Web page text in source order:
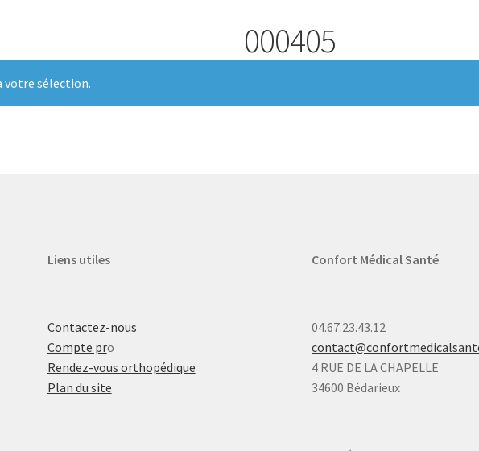
000405
votre sélection.
Liens utiles
Contactez-nous
Compte pro
Rendez-vous orthopédique
Plan du site
Confort Médical Santé
04.67.23.43.12
4 RUE DE LA CHAPELLE
34600 Bédarieux